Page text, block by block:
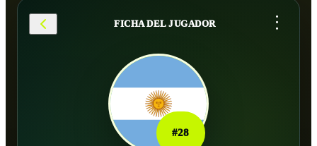
FICHA DEL JUGADOR ...
#28